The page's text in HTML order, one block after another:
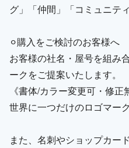
グ」「仲間」「コミュニテ
⚪︎購入をご検討のお客様へ
お客様の社名・屋号を組み
ークをご提案いたします。
《書体/カラー変更可・修正
世界に一つだけのロゴマー
また、名刺やショップカー